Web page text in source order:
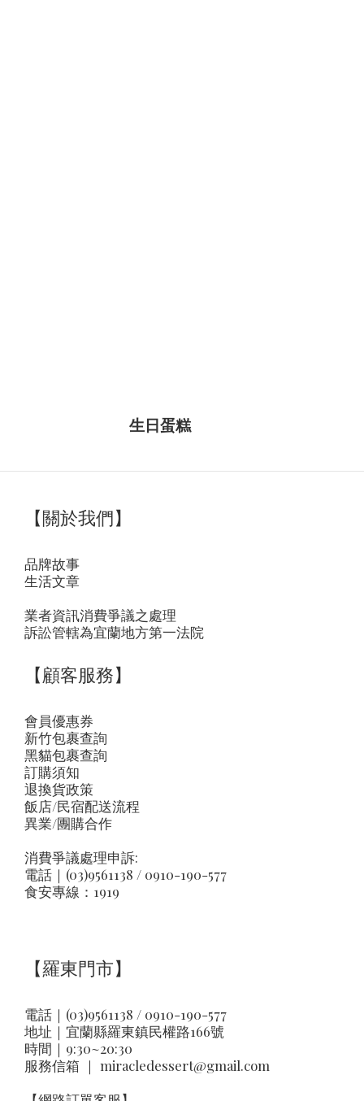
生日蛋糕
【關於我們】
品牌故事
生活文章
業者資訊消費爭議之處理
訴訟管轄為宜蘭地方第一法院
【顧客服務】
會員優惠券
新竹包裹查詢
黑貓包裹查詢
訂購須知
退換貨政策
飯店/民宿配送流程
異業/團購合作
消費爭議處理申訴:
電話｜(03)9561138 / 0910-190-577
食安專線：1919
【羅東門市】
電話｜(03)9561138 / 0910-190-577
地址｜ 宜蘭縣羅東鎮民權路166號
時間｜9:30~20:30
服務信箱 ｜ miracledessert@gmail.com